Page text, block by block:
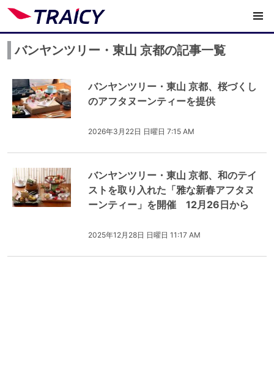
バンヤンツリー・東山 京都の記事一覧
バンヤンツリー・東山 京都、桜づくし
のアフタヌーンティーを提供
2026年3月22日 日曜日 7:15 AM
バンヤンツリー・東山 京都、和のテイ
ストを取り入れた「雅な新春アフタヌ
ーンティー」を開催 12月26日から
2025年12月28日 日曜日 11:17 AM